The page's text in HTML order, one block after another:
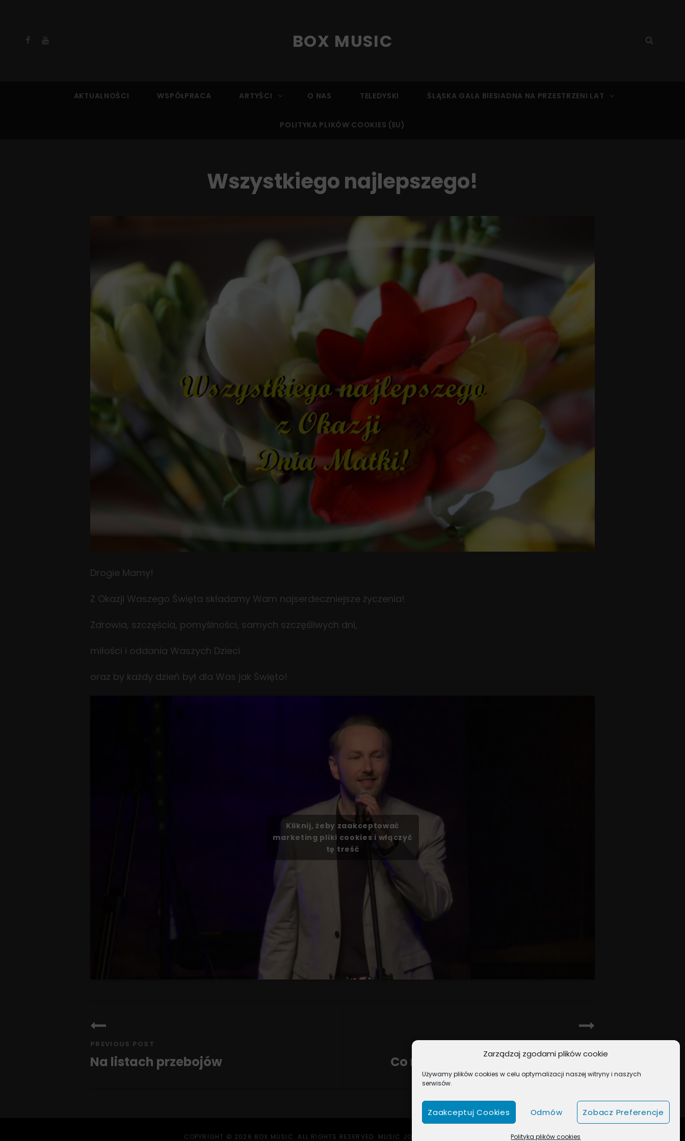
Zarządzaj zgodami plików cookie
Używamy plików cookies w celu optymalizacji naszej witryny i naszych
serwisów.
Zaakceptuj Cookies Odmów Zobacz Preferencje
Polityka plików cookies
Facebook
YouTube BOX MUSIC
Search
AKTUALNOŚCI WSPÓŁPRACA ARTYŚCI O NAS TELEDYSKI ŚLĄSKA GALA BIESIADNA NA PRZESTRZENI LAT
POLITYKA PLIKÓW COOKIES (EU)
Wszystkiego najlepszego!
Drogie Mamy!
Z Okazji Waszego Święta składamy Wam najserdeczniejsze życzenia!
Zdrowia, szczęścia, pomyślności, samych szczęśliwych dni,
miłości i oddania Waszych Dzieci
oraz by każdy dzień był dla Was jak Święto!
Kliknij, żeby zaakceptować
marketing pliki cookies i włączyć
tę treść
wpisu
PREVIOUS POST
Na listach przebojów Co nowego u naszych Artystów?
COPYRIGHT © 2026 BOX MUSIC . ALL RIGHTS RESERVED. MUSIC JOURNAL BY